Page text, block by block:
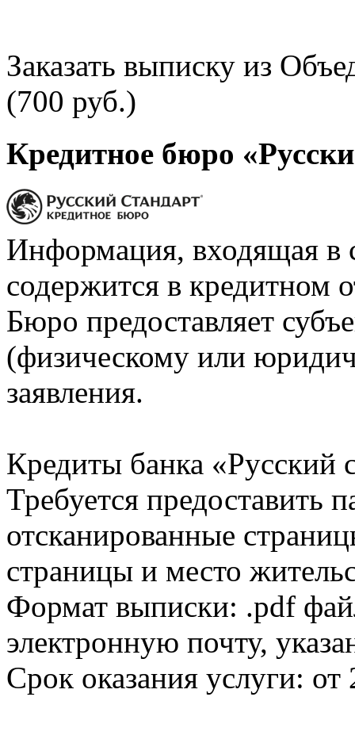
Заказать выписку из
(700 руб.)
Кредитное бюро
Информация, входящая в
содержится в кредитном
Бюро предоставляет
(физическому или
заявления.
Кредиты банка «Русский
Требуется предоставить
отсканированные
страницы и место
Формат выписки: .pdf
электронную почту,
Срок оказания услуги: от